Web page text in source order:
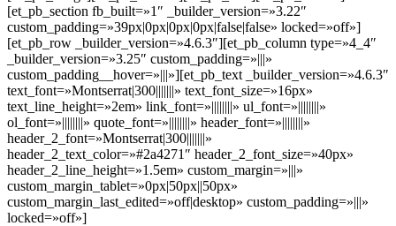
[et_pb_section fb_built=»1″ _builder_version=»3.22″
custom_padding=»39px|0px|0px|0px|false|false» locked=»off»]
[et_pb_row _builder_version=»4.6.3″][et_pb_column type=»4_4″
_builder_version=»3.25″ custom_padding=»|||»
custom_padding__hover=»|||»][et_pb_text _builder_version=»4.6.3″
text_font=»Montserrat|300|||||||» text_font_size=»16px»
text_line_height=»2em» link_font=»||||||||» ul_font=»||||||||»
ol_font=»||||||||» quote_font=»||||||||» header_font=»||||||||»
header_2_font=»Montserrat|300|||||||»
header_2_text_color=»#2a4271″ header_2_font_size=»40px»
header_2_line_height=»1.5em» custom_margin=»|||»
custom_margin_tablet=»0px|50px||50px»
custom_margin_last_edited=»off|desktop» custom_padding=»|||»
locked=»off»]